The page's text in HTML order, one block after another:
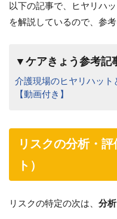
以下の記事で、ヒヤリハ
を解説しているので、参
▼ケアきょう参考記
介護現場のヒヤリハッ
【動画付き】
リスクの分析・
ト）
リスクの特定の次は、 分析